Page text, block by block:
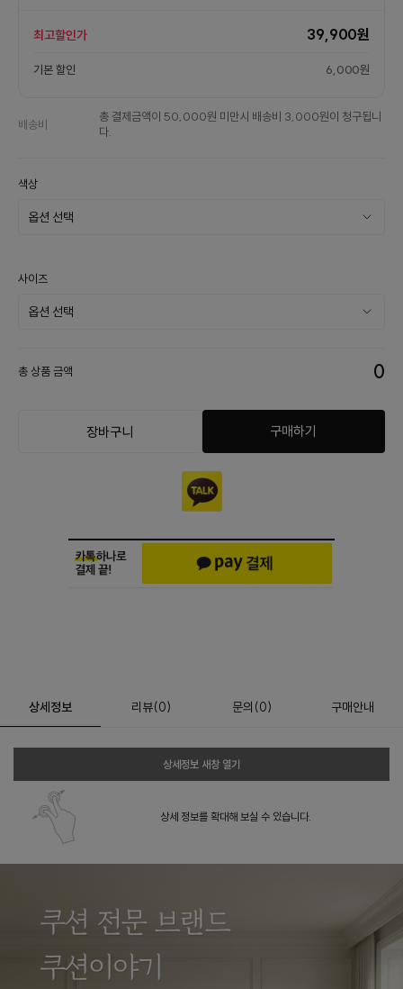
최고할인가 39,900원
기본 할인 6,000원
배송비
총 결제금액이 50,000원 미만시 배송비 3,000원이 청구됩니
다.
색상
사이즈
총 상품 금액 0
장바구니 구매하기
상세정보 리뷰(0) 문의 (0) 구매안내
상세정보 새창 열기
상세 정보를 확대해 보실 수 있습니다.